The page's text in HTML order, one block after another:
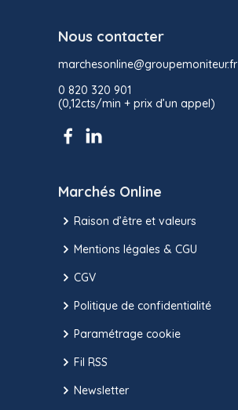
Nous contacter
marchesonline@groupemoniteur.fr
0 820 320 901
(0,12cts/min + prix d’un appel)
Marchés Online
Raison d’être et valeurs
Mentions légales & CGU
CGV
Politique de confidentialité
Paramétrage cookie
Fil RSS
Newsletter